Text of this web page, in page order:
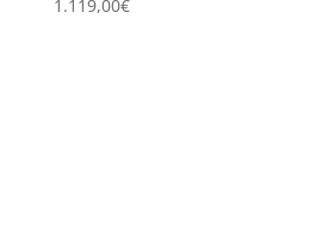
1.119,00€